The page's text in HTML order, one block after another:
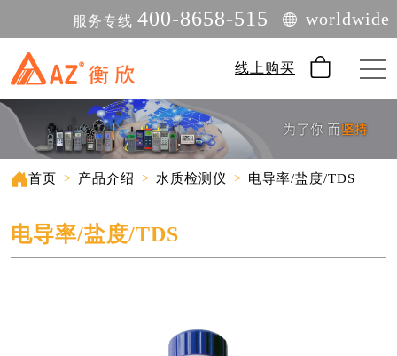
服务专线 400-8658-515 worldwide
线上购买
首页 > 产品介绍 > 水质检测仪 > 电导率/盐度/TDS
电导率/盐度/TDS